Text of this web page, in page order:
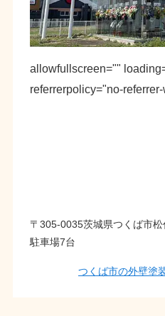
allowfullscreen=""
referrerpolicy="no-
〒305-0035茨城県つくば市
駐車場7台
つくば市の外壁塗